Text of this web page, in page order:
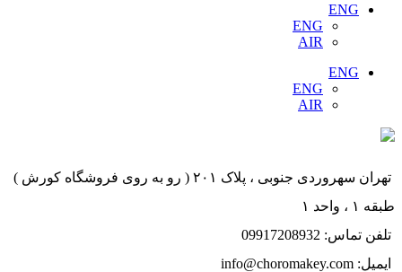
ENG
ENG
AIR
ENG
ENG
AIR
تهران سهروردی جنوبی ، پلاک ۲۰۱ ( رو به روی فروشگاه کورش )
طبقه ۱ ، واحد ۱
تلفن تماس: 09917208932
ایمیل: info@choromakey.com